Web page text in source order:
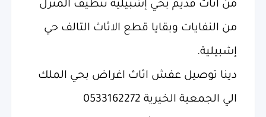
من اثاث قديم بحي إشبيليه تنظيف المنزل
من النفايات وبقايا قطع الاثاث التالف حي
إشبيلية.
دينا توصيل عفش اثاث اغراض بحي الملك
الي الجمعية الخيرية 0533162272